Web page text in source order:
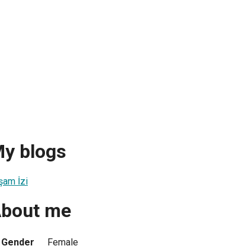
blogs
İzi
me
Gender
Female